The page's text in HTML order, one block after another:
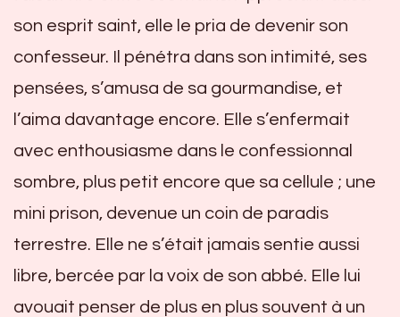
son esprit saint, elle le pria de devenir son
confesseur. Il pénétra dans son intimité, ses
pensées, s’amusa de sa gourmandise, et
l’aima davantage encore. Elle s’enfermait
avec enthousiasme dans le confessionnal
sombre, plus petit encore que sa cellule ; une
mini prison, devenue un coin de paradis
terrestre. Elle ne s’était jamais sentie aussi
libre, bercée par la voix de son abbé. Elle lui
avouait penser de plus en plus souvent à un